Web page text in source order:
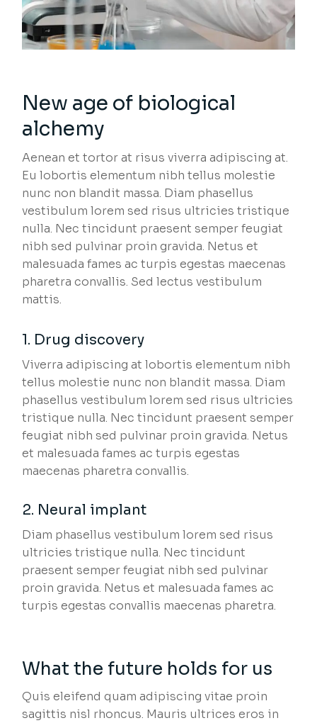
New age of biological
alchemy
Aenean et tortor at risus viverra adipiscing at.
Eu lobortis elementum nibh tellus molestie
nunc non blandit massa. Diam phasellus
vestibulum lorem sed risus ultricies tristique
nulla. Nec tincidunt praesent semper feugiat
nibh sed pulvinar proin gravida. Netus et
malesuada fames ac turpis egestas maecenas
pharetra convallis. Sed lectus vestibulum
mattis.
1. Drug discovery
Viverra adipiscing at lobortis elementum nibh
tellus molestie nunc non blandit massa. Diam
phasellus vestibulum lorem sed risus ultricies
tristique nulla. Nec tincidunt praesent semper
feugiat nibh sed pulvinar proin gravida. Netus
et malesuada fames ac turpis egestas
maecenas pharetra convallis.
2. Neural implant
Diam phasellus vestibulum lorem sed risus
ultricies tristique nulla. Nec tincidunt
praesent semper feugiat nibh sed pulvinar
proin gravida. Netus et malesuada fames ac
turpis egestas convallis maecenas pharetra.
What the future holds for us
Quis eleifend quam adipiscing vitae proin
sagittis nisl rhoncus. Mauris ultrices eros in